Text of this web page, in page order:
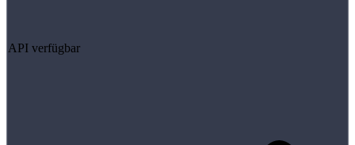
API verfügbar